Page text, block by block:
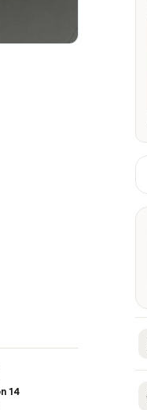
14